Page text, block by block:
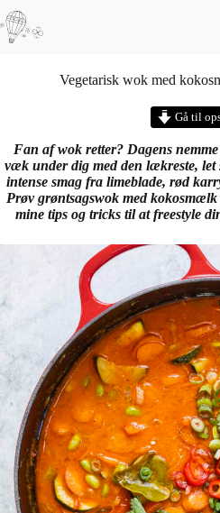
Vegetarisk wok med
Gå til
Fan af wok retter? Dagens
væk under dig med den lækreste, let
intense smag fra limeblade, rød
Prøv grøntsagswok med
mine tips og tricks til at freestyle